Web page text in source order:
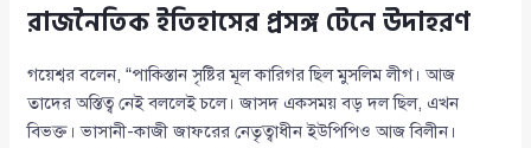
রাজনৈতিক ইতিহাসের প্রসঙ্গ টেনে উদাহরণ
গয়েশ্বর বলেন, “পাকিস্তান সৃষ্টির মূল কারিগর ছিল মুসলিম লীগ। আজ
তাদের অস্তিত্ব নেই বললেই চলে। জাসদ একসময় বড় দল ছিল, এখন
বিভক্ত। ভাসানী-কাজী জাফরের নেতৃত্বাধীন ইউপিপিও আজ বিলীন।